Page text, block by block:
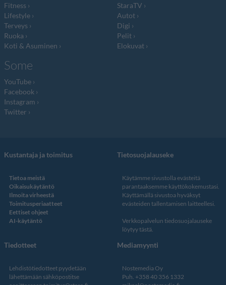
Fitness
Lifestyle
Terveys
Ruoka
Koti & Asuminen
StaraTV
Autot
Digi
Pelit
Elokuvat
Some
YouTube
Facebook
Instagram
Twitter
Kustantaja ja toimitus
Tietoa meistä
Oikaisukäytäntö
Ilmoita virheestä
Toimitusperiaatteet
Eettiset ohjeet
AI-käytäntö
Tietosuojalauseke
Käytämme sivustolla evästeitä
parantaaksemme käyttökokemustasi.
Käyttämällä sivustoa hyväksyt
evästeiden tallentamisen laitteellesi.
Verkkopalvelun tiedosuojalauseke
löytyy tästä
Tiedotteet
Lehdistötiedotteet pyydetään
lähettämään sähköpostitse
Mediamyynti
Nostemedia Oy
Puh. +358 40 356 1332